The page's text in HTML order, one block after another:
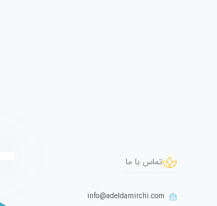
تماس با ما
info@adeldamirchi.com